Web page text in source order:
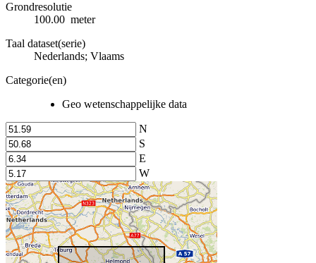
Grondresolutie
100.00 meter
Taal dataset(serie)
Nederlands; Vlaams
Categorie(en)
Geo wetenschappelijke data
N
S
E
W